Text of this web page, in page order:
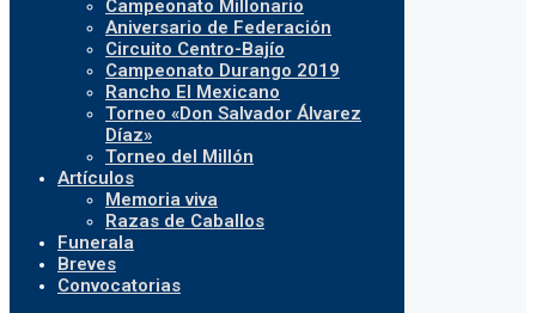
Campeonato Millonario
Aniversario de Federación
Circuito Centro-Bajío
Campeonato Durango 2019
Rancho El Mexicano
Torneo «Don Salvador Álvarez
Díaz»
Torneo del Millón
Artículos
Memoria viva
Razas de Caballos
Funerala
Breves
Convocatorias